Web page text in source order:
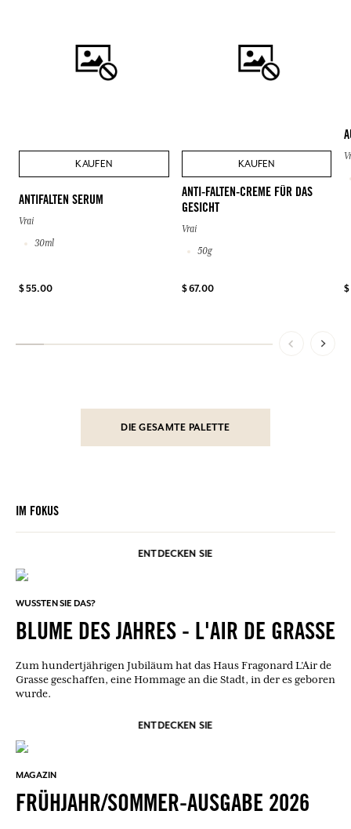
KAUFEN
ANTIFALTEN SERUM
Vrai
30ml
$ 55.00
KAUFEN
ANTI-FALTEN-CREME FÜR DAS
GESICHT
Vrai
50g
$ 67.00
DIE GESAMTE PALETTE
IM FOKUS
ENTDECKEN SIE
WUSSTEN SIE DAS?
BLUME DES JAHRES - L'AIR DE GRASSE
Zum hundertjährigen Jubiläum hat das Haus Fragonard L’Air de
Grasse geschaffen, eine Hommage an die Stadt, in der es geboren
wurde.
ENTDECKEN SIE
MAGAZIN
FRÜHJAHR/SOMMER-AUSGABE 2026